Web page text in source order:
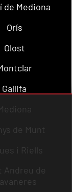
de Mediona
Orís
Olost
Gallifa
de Munt
i Riells
Andreu de